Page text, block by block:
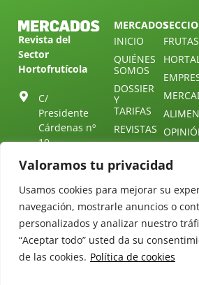
Valoramos tu privacidad
Usamos cookies para mejorar su
navegación, mostrarle anuncios o
personalizados y analizar nuestro
“Aceptar todo” usted da su
de las cookies. Política de cookies
Revista del
Sector
Hortofrutícola
C/
Presidente
Cárdenas nº
10.
Sevilla.
ESPAÑA
Tel: (+34) 954
25 88 51
redaccion@revistamercados.com
MERCADOS
INICIO
QUIÉNES
SOMOS
DOSSIER
Y
TARIFAS
REVISTAS
SUSCRIPCIÓN
ÚNETE A
NUESTRO
TELEGRAM
CONTACTO
FRUTAS
30